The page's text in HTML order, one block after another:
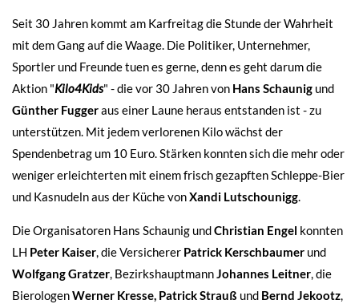
Seit 30 Jahren kommt am Karfreitag die Stunde der Wahrheit
mit dem Gang auf die Waage. Die Politiker, Unternehmer,
Sportler und Freunde tuen es gerne, denn es geht darum die
Aktion "Kilo4Kids" - die vor 30 Jahren von Hans Schaunig und
Günther Fuggeraus einer Laune heraus entstanden ist - zu
unterstützen. Mit jedem verlorenen Kilo wächst der
Spendenbetrag um 10 Euro. Stärken konnten sich die mehr oder
weniger erleichterten mit einem frisch gezapften Schleppe-Bier
und Kasnudeln aus der Küche vonXandi Lutschounigg.
Die Organisatoren Hans Schaunig undChristian Engel konnten
LH Peter Kaiser, die Versicherer Patrick Kerschbaumer und
Wolfgang Gratzer, BezirkshauptmannJohannes Leitner, die
BierologenWerner Kresse, Patrick Strauß und Bernd Jekootz,